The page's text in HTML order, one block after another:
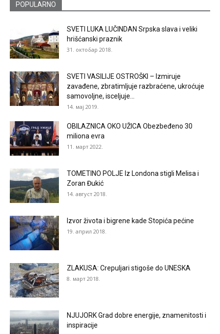
POPULARNO
SVETI LUKA LUČINDAN Srpska slava i veliki
hrišćanski praznik
31. октобар 2018.
SVETI VASILIJE OSTROŠKI – Izmiruje
zavađene, zbratimljuje razbraćene, ukroćuje
samovoljne, isceljuje...
14. мај 2019.
OBILAZNICA OKO UŽICA Obezbeđeno 30
miliona evra
11. март 2022.
TOMETINO POLJE Iz Londona stigli Melisa i
Zoran Đukić
14. август 2018.
Izvor života i bigrene kade Stopića pećine
19. април 2018.
ZLAKUSA: Crepuljari stigoše do UNESKA
8. март 2018.
NJUJORK Grad dobre energije, znamenitosti i
inspiracije